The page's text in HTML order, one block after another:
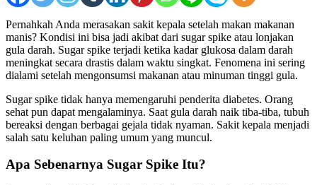
Pernahkah Anda merasakan sakit kepala setelah makan makanan
manis? Kondisi ini bisa jadi akibat dari sugar spike atau lonjakan
gula darah. Sugar spike terjadi ketika kadar glukosa dalam darah
meningkat secara drastis dalam waktu singkat. Fenomena ini sering
dialami setelah mengonsumsi makanan atau minuman tinggi gula.
Sugar spike tidak hanya memengaruhi penderita diabetes. Orang
sehat pun dapat mengalaminya. Saat gula darah naik tiba-tiba, tubuh
bereaksi dengan berbagai gejala tidak nyaman. Sakit kepala menjadi
salah satu keluhan paling umum yang muncul.
Apa Sebenarnya Sugar Spike Itu?